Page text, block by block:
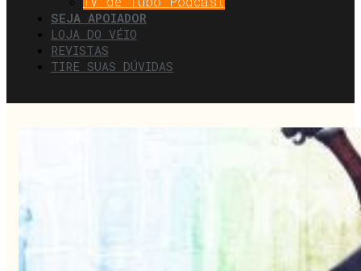
SEJA APOIADOR
LOJA DO VÉIO
REVISTAS
TIRE SUAS DÚVIDAS